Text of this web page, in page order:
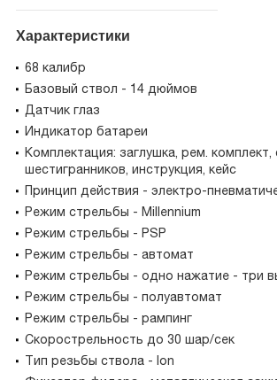
Характеристики
68 калибр
Базовый ствол - 14 дюймов
Датчик глаз
Индикатор батареи
Комплектация: заглушка, рем. комплект,
шестигранников, инструкция, кейс
Принцип действия - электро-
Режим стрельбы - Millennium
Режим стрельбы - PSP
Режим стрельбы - автомат
Режим стрельбы - одно нажатие - три
Режим стрельбы - полуавтомат
Режим стрельбы - рампинг
Скорострельность до 30 шар/сек
Тип резьбы ствола - Ion